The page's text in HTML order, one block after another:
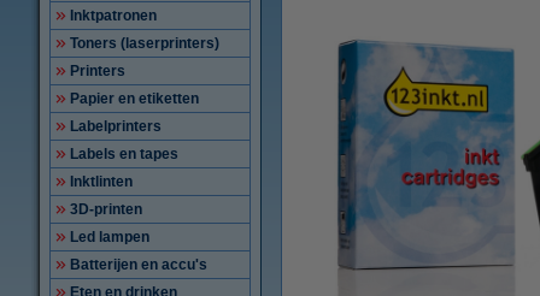
Inktpatronen
Toners (laserprinters)
Printers
Papier en etiketten
Labelprinters
Labels en tapes
Inktlinten
3D-printen
Led lampen
Batterijen en accu's
Eten en drinken